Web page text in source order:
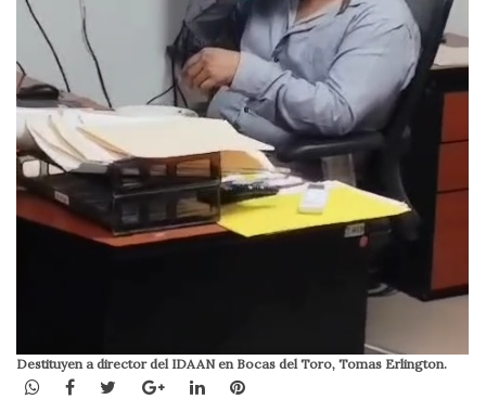
Destituyen a director del IDAAN en Bocas del Toro, Tomas Erlington.
WhatsApp
Facebook
TwitterGoogle+LinkedInPinterest